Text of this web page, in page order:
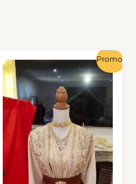
Promo !
Le
prix
initial
était :
15,00 €.
Le
prix
13,00